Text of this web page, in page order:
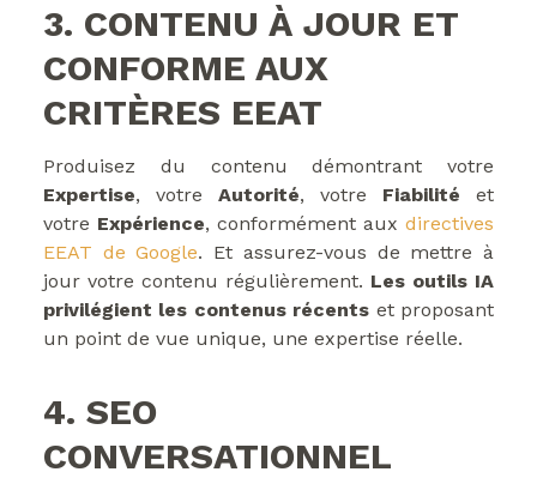
3. CONTENU À JOUR ET
CONFORME AUX
CRITÈRES EEAT
Produisez du contenu démontrant votre
Expertise, votre Autorité, votre Fiabilité et
votre Expérience, conformément auxdirectives
EEAT de Google. Et assurez-vous de mettre à
jour votre contenu régulièrement. Les outils IA
privilégient les contenus récents et proposant
un point de vue unique, une expertise réelle.
4. SEO
CONVERSATIONNEL